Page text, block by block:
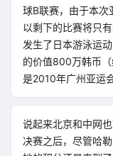
球B联赛，由于本次
以剩下的比赛将只
发生了日本游泳运
的价值800万韩币
是2010年广州亚运
说起来北京和中网
决赛之后，尽管哈